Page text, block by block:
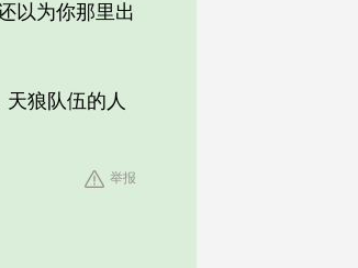
以为你那里出
狼队伍的人
举报